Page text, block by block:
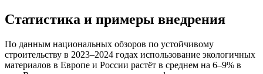
Статистика и примеры внедрения
По данным национальных обзоров по устойчивому
строительству в 2023–2024 годах использование экологичных
материалов в Европе и России растёт в среднем на 6–9% в